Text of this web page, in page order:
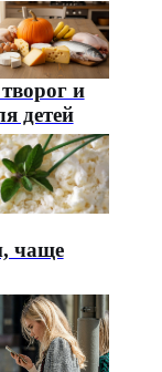
и
детей
чаще